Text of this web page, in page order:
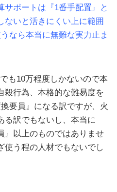
サポートは『1番手配置』と
ないと活きにくい上に範囲
なら本当に無難な実力止ま
も10万程度しかないので本
殺行為、本格的な難易度を
要員』になる訳ですが、火
る訳でもないし、本当に
』以上のものではありませ
使う程の人材でもないでし